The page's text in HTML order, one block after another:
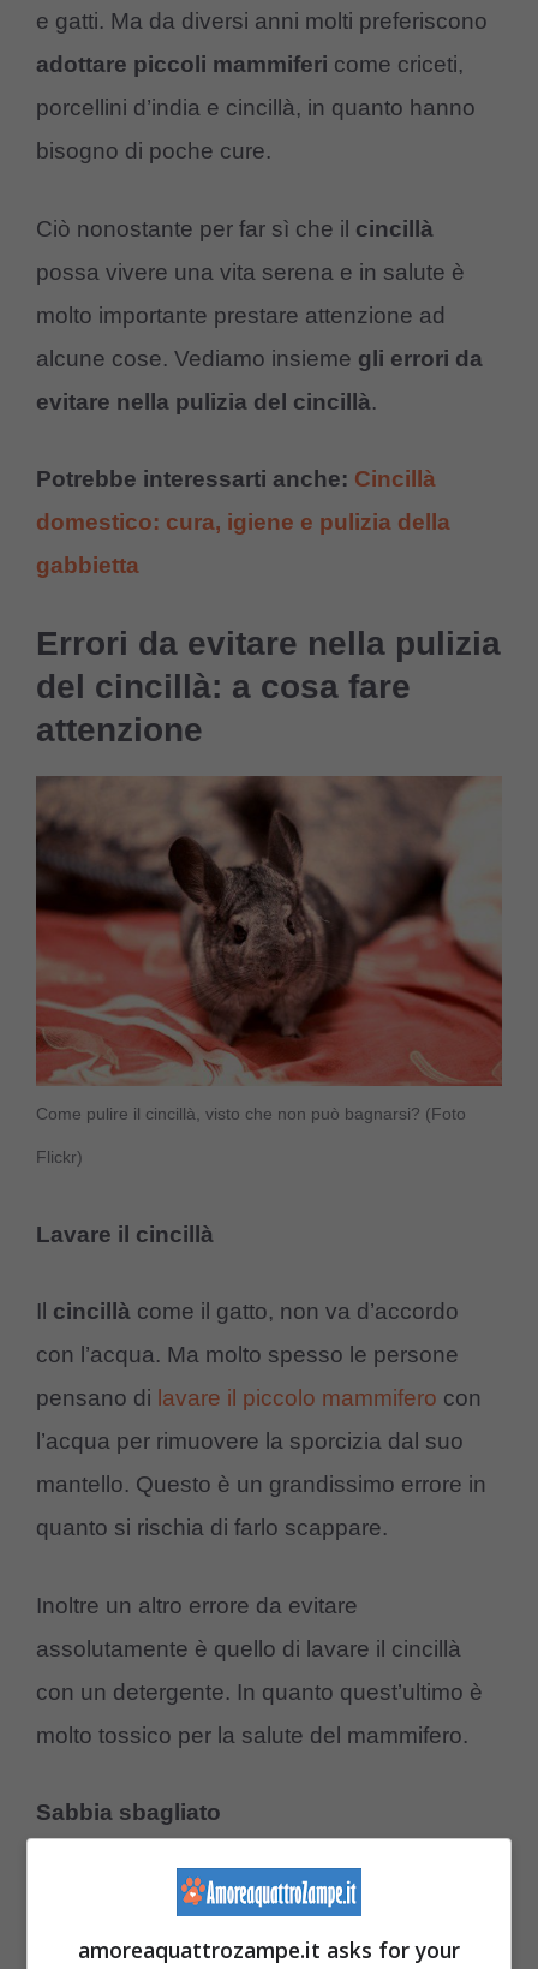
e gatti. Ma da diversi anni molti preferiscono
adottare piccoli mammiferi come criceti,
porcellini d’india e cincillà, in quanto hanno
bisogno di poche cure.
Ciò nonostante per far sì che il cincillà
possa vivere una vita serena e in salute è
molto importante prestare attenzione ad
alcune cose. Vediamo insieme gli errori da
evitare nella pulizia del cincillà.
Potrebbe interessarti anche: Cincillà
domestico: cura, igiene e pulizia della
gabbietta
Errori da evitare nella pulizia
del cincillà: a cosa fare
attenzione
Come pulire il cincillà, visto che non può bagnarsi? (Foto
Flickr)
Lavare il cincillà
Il cincillà come il gatto, non va d’accordo
con l’acqua. Ma molto spesso le persone
pensano di lavare il piccolo mammifero con
l’acqua per rimuovere la sporcizia dal suo
mantello. Questo è un grandissimo errore in
quanto si rischia di farlo scappare.
Inoltre un altro errore da evitare
assolutamente è quello di lavare il cincillà
con un detergente. In quanto quest’ultimo è
molto tossico per la salute del mammifero.
Sabbia sbagliato
Per pulirsi il pelo e il mantello i piccoli
amoreaquattrozampe.it asks for your